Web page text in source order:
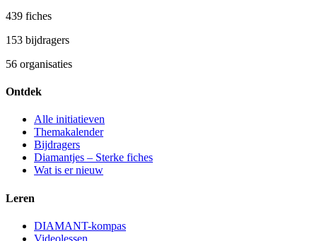
439 fiches
153 bijdragers
56 organisaties
Ontdek
Alle initiatieven
Themakalender
Bijdragers
Diamantjes – Sterke fiches
Wat is er nieuw
Leren
DIAMANT-kompas
Videolessen